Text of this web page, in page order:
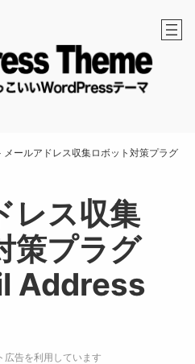
メールアドレス収集ロボット対策プラグ
レス収集
策プラグ
Address
広告を利用しています